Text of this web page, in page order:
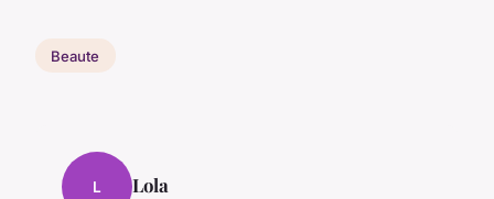
Beaute
L Lola